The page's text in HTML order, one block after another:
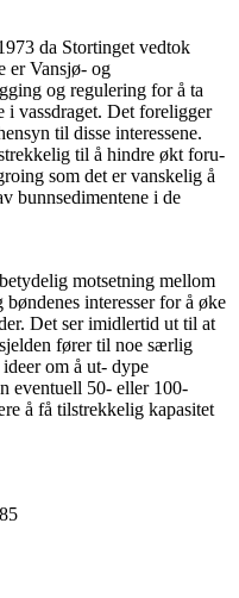
da Stortinget vedtok
er Vansjø- og
og regulering for å ta
i vassdraget. Det foreligger
til disse interessene.
til å hindre økt foru-
som det er vanskelig å
bunnsedimentene i de
motsetning mellom
interesser for å øke
Det ser imidlertid ut til at
fører til noe særlig
om å ut- dype
eventuell 50- eller 100-
å få tilstrekkelig kapasitet